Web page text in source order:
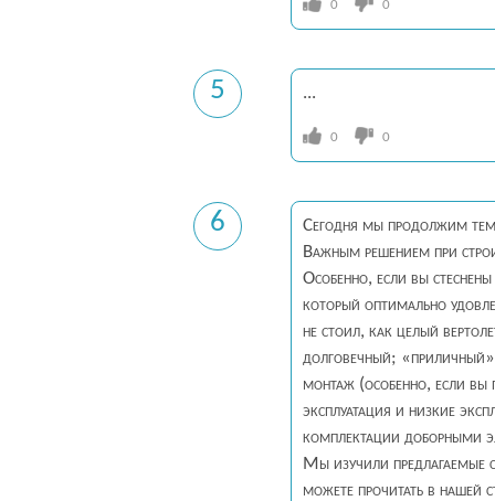
0 0
5 ...
0 0
6
Сегодня мы продолжим
Важным решением при
Особенно, если вы
который оптимально
не стоил, как целый
долговечный;
монтаж (особенно, если вы
эксплуатация и низкие
комплектации доборными
Мы изучили предлагаемые
можете прочитать в нашей